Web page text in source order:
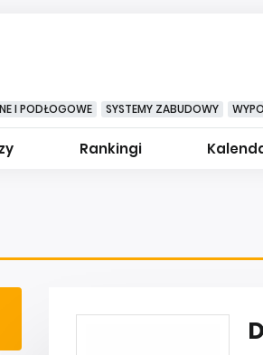
I PODŁOGOWE SYSTEMY ZABUDOWY
Rankingi